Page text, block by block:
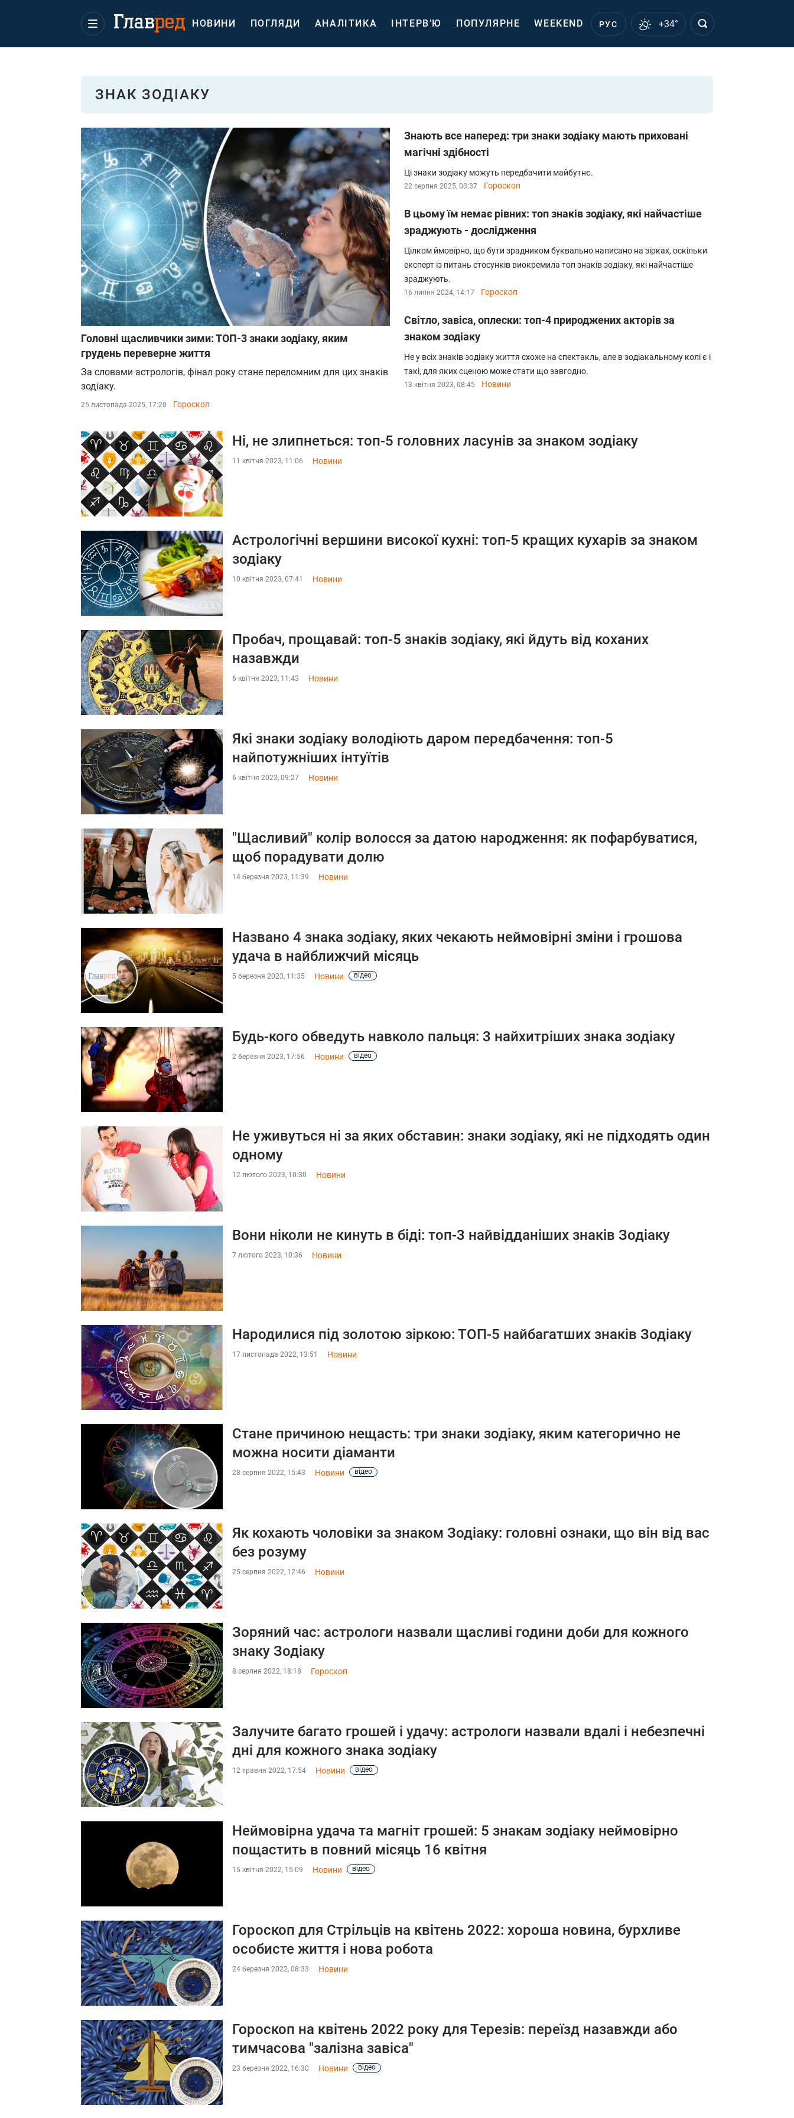
НОВИНИ ПОГЛЯДИ АНАЛІТИКА ІНТЕРВ’Ю ПОПУЛЯРНЕ WEEKEND РУС +34°
ЗНАК ЗОДІАКУ
Головні щасливчики зими: ТОП-3 знаки зодіаку, яким
грудень переверне життя
За словами астрологів, фінал року стане переломним для цих знаків
зодіаку.
25 листопада 2025, 17:20 Гороскоп
Знають все наперед: три знаки зодіаку мають приховані
магічні здібності
Ці знаки зодіаку можуть передбачити майбутнє.
22 серпня 2025, 03:37 Гороскоп
В цьому їм немає рівних: топ знаків зодіаку, які найчастіше
зраджують - дослідження
Цілком ймовірно, що бути зрадником буквально написано на зірках, оскільки
експерт із питань стосунків виокремила топ знаків зодіаку, які найчастіше
зраджують.
16 липня 2024, 14:17 Гороскоп
Світло, завіса, оплески: топ-4 природжених акторів за
знаком зодіаку
Не у всіх знаків зодіаку життя схоже на спектакль, але в зодіакальному колі є і
такі, для яких сценою може стати що завгодно.
13 квітня 2023, 08:45 Новини
Ні, не злипнеться: топ-5 головних ласунів за знаком зодіаку
11 квітня 2023, 11:06 Новини
Астрологічні вершини високої кухні: топ-5 кращих кухарів за знаком
зодіаку
10 квітня 2023, 07:41 Новини
Пробач, прощавай: топ-5 знаків зодіаку, які йдуть від коханих
назавжди
6 квітня 2023, 11:43 Новини
Які знаки зодіаку володіють даром передбачення: топ-5
найпотужніших інтуїтів
6 квітня 2023, 09:27 Новини
"Щасливий" колір волосся за датою народження: як пофарбуватися,
щоб порадувати долю
14 березня 2023, 11:39 Новини
Названо 4 знака зодіаку, яких чекають неймовірні зміни і грошова
удача в найближчий місяць
5 березня 2023, 11:35 Новини відео
Будь-кого обведуть навколо пальця: 3 найхитріших знака зодіаку
2 березня 2023, 17:56 Новини відео
Не уживуться ні за яких обставин: знаки зодіаку, які не підходять один
одному
12 лютого 2023, 10:30 Новини
Вони ніколи не кинуть в біді: топ-3 найвідданіших знаків Зодіаку
7 лютого 2023, 10:36 Новини
Народилися під золотою зіркою: ТОП-5 найбагатших знаків Зодіаку
17 листопада 2022, 13:51 Новини
Стане причиною нещасть: три знаки зодіаку, яким категорично не
можна носити діаманти
28 серпня 2022, 15:43 Новини відео
Як кохають чоловіки за знаком Зодіаку: головні ознаки, що він від вас
без розуму
25 серпня 2022, 12:46 Новини
Зоряний час: астрологи назвали щасливі години доби для кожного
знаку Зодіаку
8 серпня 2022, 18:18 Гороскоп
Залучите багато грошей і удачу: астрологи назвали вдалі і небезпечні
дні для кожного знака зодіаку
12 травня 2022, 17:54 Новини відео
Неймовірна удача та магніт грошей: 5 знакам зодіаку неймовірно
пощастить в повний місяць 16 квітня
15 квітня 2022, 15:09 Новини відео
Гороскоп для Cтрільців на квітень 2022: хороша новина, бурхливе
особисте життя і нова робота
24 березня 2022, 08:33 Новини
Гороскоп на квітень 2022 року для Терезів: переїзд назавжди або
тимчасова "залізна завіса"
23 березня 2022, 16:30 Новини відео